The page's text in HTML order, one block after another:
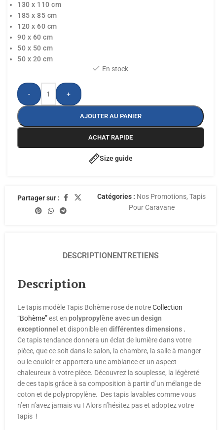
130 x 110 cm
185 x 85 cm
120 x 60 cm
90 x 60 cm
50 x 50 cm
50 x 20 cm
En stock
- +
AJOUTER AU PANIER
ACHAT RAPIDE
Size guide
Partager sur : Catégories : Nos Promotions, Tapis
Pour Caravane
DESCRIPTIONENTRETIENS
Description
Le tapis modèle Tapis Bohème rose de notreCollection
“Bohème”est en polypropylène avec un design
exceptionnel etdisponible en différentes dimensions .
Ce tapis tendance donnera un éclat de lumière dans votre
pièce, que ce soit dans le salon, la chambre, la salle à manger
ou le couloir et apportera une ambiance et un aspect
chaleureux à votre pièce. Découvrez la souplesse, la légèreté
de ces tapis grâce à sa composition à partir d’un mélange de
coton et de polypropylène. Des tapis lavables comme vous
n’en n’avez jamais vu ! Alors n’hésitez pas et adoptez votre
tapis !